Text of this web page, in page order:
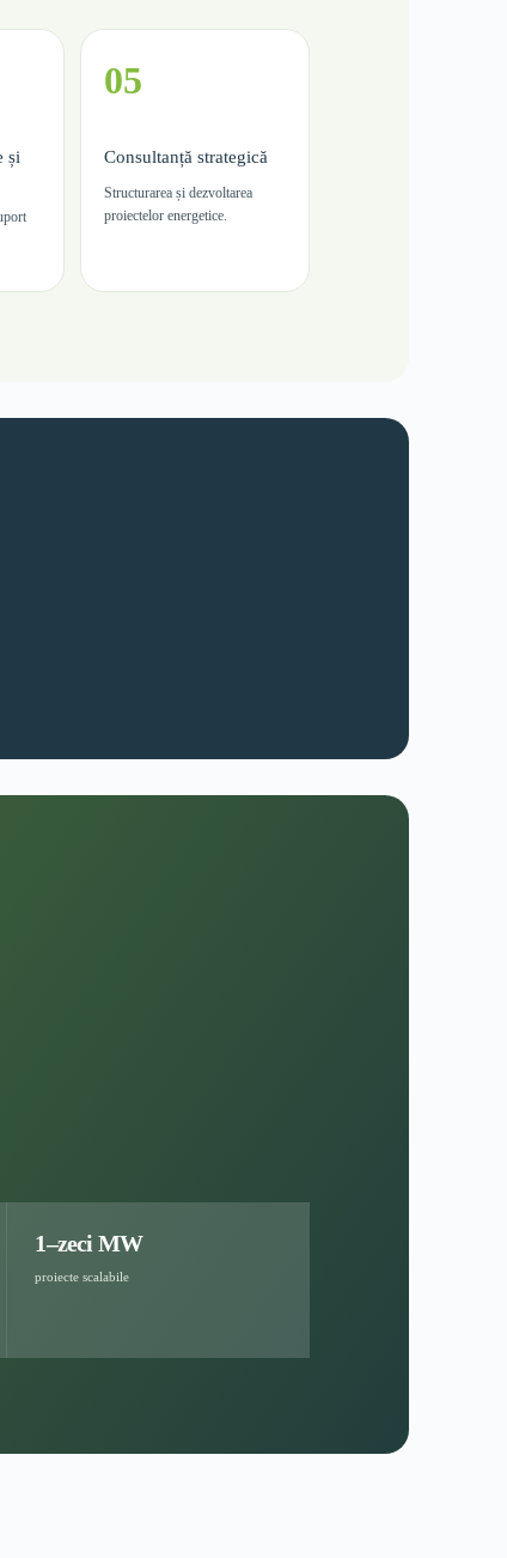
și
05
Consultanță strategică
Structurarea și dezvoltarea
proiectelor energetice.
1–zeci MW
proiecte scalabile